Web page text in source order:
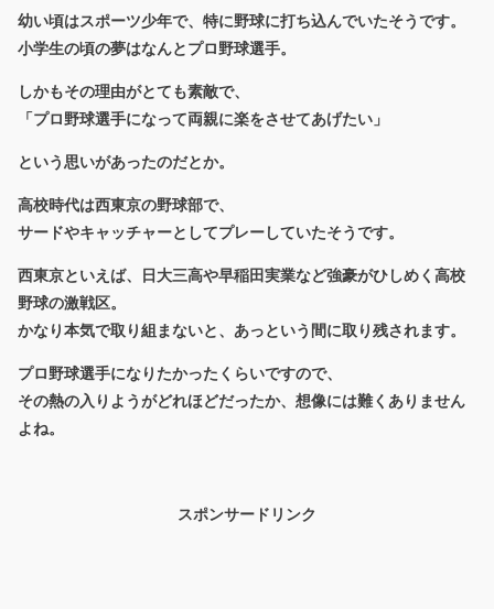
幼い頃はスポーツ少年で、特に野球に打ち込んでいたそうです。
小学生の頃の夢はなんとプロ野球選手。
しかもその理由がとても素敵で、
「プロ野球選手になって両親に楽をさせてあげたい」
という思いがあったのだとか。
高校時代は西東京の野球部で、
サードやキャッチャーとしてプレーしていたそうです。
西東京といえば、日大三高や早稲田実業など強豪がひしめく高校
野球の激戦区。
かなり本気で取り組まないと、あっという間に取り残されます。
プロ野球選手になりたかったくらいですので、
その熱の入りようがどれほどだったか、想像には難くありません
よね。
スポンサードリンク